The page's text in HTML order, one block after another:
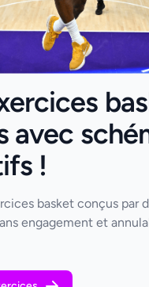
avec
!
basket conçus par
engagement et